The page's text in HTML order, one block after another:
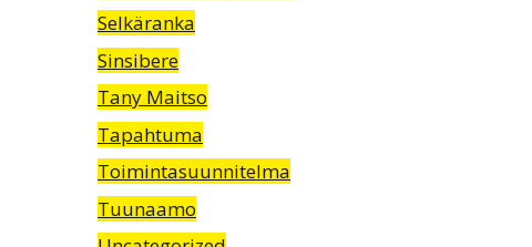
Selkäranka
Sinsibere
Tany Maitso
Tapahtuma
Toimintasuunnitelma
Tuunaamo